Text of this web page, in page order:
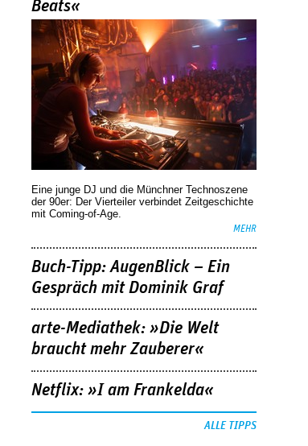
Beats«
Eine junge DJ und die Münchner Technoszene
der 90er: Der Vierteiler verbindet Zeitgeschichte
mit Coming-of-Age.
MEHR
Buch-Tipp: AugenBlick – Ein
Gespräch mit Dominik Graf
arte-Mediathek: »Die Welt
braucht mehr Zauberer«
Netflix: »I am Frankelda«
ALLE TIPPS